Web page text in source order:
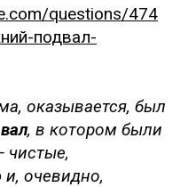
questions/474
подвал-
оказывается, был
, в котором были
чистые,
очевидно,